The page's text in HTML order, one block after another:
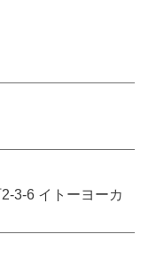
3-6 イトーヨーカ